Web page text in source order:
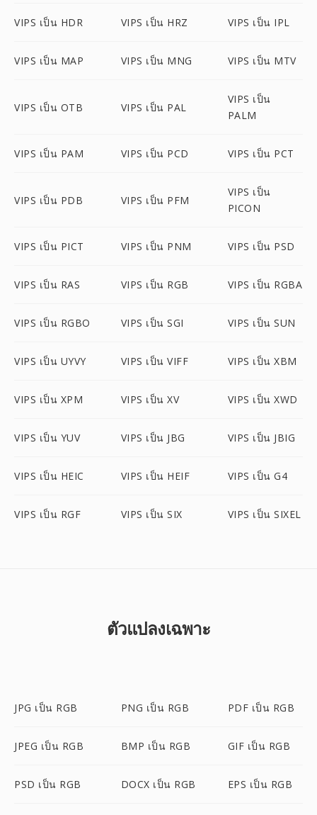
VIPS เป็น HDR VIPS เป็น HRZ VIPS เป็น IPL
VIPS เป็น MAP VIPS เป็น MNG VIPS เป็น MTV
VIPS เป็น OTB VIPS เป็น PAL
VIPS เป็น
PALM
VIPS เป็น PAM VIPS เป็น PCD VIPS เป็น PCT
VIPS เป็น PDB VIPS เป็น PFM
VIPS เป็น
PICON
VIPS เป็น PICT VIPS เป็น PNM VIPS เป็น PSD
VIPS เป็น RAS VIPS เป็น RGB VIPS เป็น RGBA
VIPS เป็น RGBO VIPS เป็น SGI VIPS เป็น SUN
VIPS เป็น UYVY VIPS เป็น VIFF VIPS เป็น XBM
VIPS เป็น XPM VIPS เป็น XV VIPS เป็น XWD
VIPS เป็น YUV VIPS เป็น JBG VIPS เป็น JBIG
VIPS เป็น HEIC VIPS เป็น HEIF VIPS เป็น G4
VIPS เป็น RGF VIPS เป็น SIX VIPS เป็น SIXEL
ตัวแปลงเฉพาะ
JPG เป็น RGB PNG เป็น RGB PDF เป็น RGB
JPEG เป็น RGB BMP เป็น RGB GIF เป็น RGB
PSD เป็น RGB DOCX เป็น RGB EPS เป็น RGB